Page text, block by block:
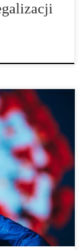
COVID-19